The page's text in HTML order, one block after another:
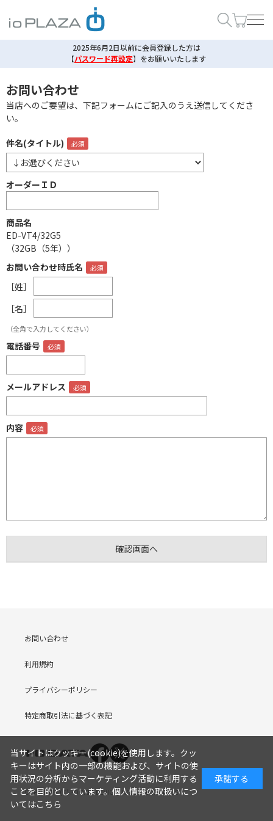
2025年6月2日以前に会員登録した方は
【パスワード再設定】 をお願いいたします
お問い合わせ
当店へのご要望は、下記フォームにご記入のうえ送信してくださ
い。
件名(タイトル)
オーダーＩＤ
商品名
ED-VT4/32G5
（32GB（5年））
お問い合わせ時氏名
［姓］
［名］
（全角で入力してください）
電話番号
メールアドレス
内容
お問い合わせ
利用規約
プライバシーポリシー
特定商取引法に基づく表記
COPYRIGHT (C) I-O DATA DEVICE, INC. Since 2005.9.19
当サイトはクッキー(cookie)を使用します。クッ
キーはサイト内の一部の機能および、サイトの使
用状況の分析からマーケティング活動に利用する
ことを目的としています。個人情報の取扱いにつ
いてはこちら
承諾する